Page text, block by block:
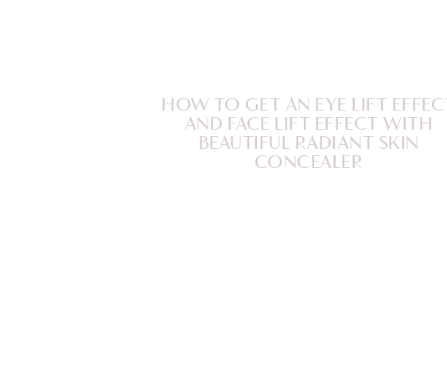
HOW TO GET AN EYE LIFT EFFECT
AND FACE LIFT EFFECT WITH
BEAUTIFUL RADIANT SKIN
CONCEALER